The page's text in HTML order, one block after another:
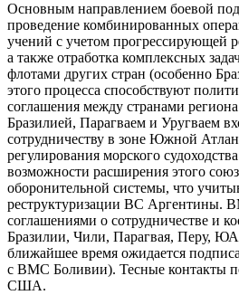
Основным направлением боевой
проведение комбинированных
учений с учетом прогрессирующей
а также отработка комплексных
флотами других стран (особенно
этого процесса способствуют
соглашения между странами
Бразилией, Парагваем и Уругваем
сотрудничеству в зоне Южной
регулирования морского
возможности расширения этого
оборонительной системы, что
реструктуризации ВС Аргентины.
соглашениями о сотрудничестве и
Бразилии, Чили, Парагвая, Перу,
ближайшее время ожидается
с ВМС Боливии). Тесные контакты
США.